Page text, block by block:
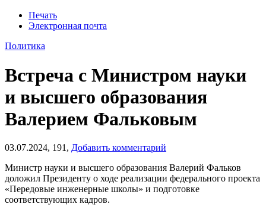
Печать
Электронная почта
Политика
Встреча с Министром науки
и высшего образования
Валерием Фальковым
03.07.2024, 191, Добавить комментарий
Министр науки и высшего образования Валерий Фальков
доложил Президенту о ходе реализации федерального проекта
«Передовые инженерные школы» и подготовке
соответствующих кадров.